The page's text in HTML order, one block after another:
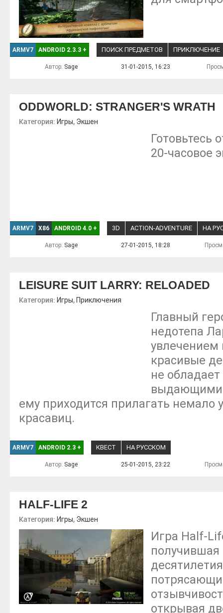
ARMV7 ANDROID 2.3.3 + ПОИСК ПРЕДМЕТОВ ПРИКЛЮЧЕНИЕ
Автор: Sage 31-01-2015, 16:23
ODDWORLD: STRANGER'S WRATH
Категория: Игры, Экшен
Готовьтесь
20-часовое
ARMV7 X86 ANDROID 4.0 + 3D ACTION-ADVENTURE НА
Автор: Sage 27-01-2015, 18:28
LEISURE SUIT LARRY: RELOADED
Категория: Игры, Приключения
Главный
недотепа
увлечением
красивые
не
ему приходится прилагать немало
красавиц.
ARMV7 ANDROID 2.3 + КВЕСТ НА РУССКОМ
Автор: Sage 25-01-2015, 23:22
HALF-LIFE 2
Категория: Игры, Экшен
Игра Half-
получившая
открывая